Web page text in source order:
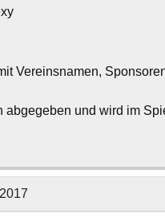
Vereinsnamen,
abgegeben und wird im